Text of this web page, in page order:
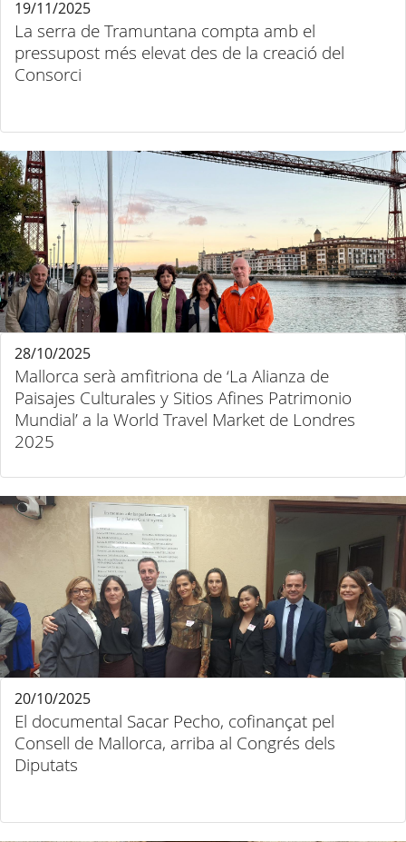
La serra de Tramuntana compta amb el
pressupost més elevat des de la creació del
Consorci
19/11/2025
Mallorca serà amfitriona de ‘La Alianza de
Paisajes Culturales y Sitios Afines Patrimonio
Mundial’ a la World Travel Market de Londres
2025
28/10/2025
El documental Sacar Pecho, cofinançat pel
Consell de Mallorca, arriba al Congrés dels
Diputats
20/10/2025